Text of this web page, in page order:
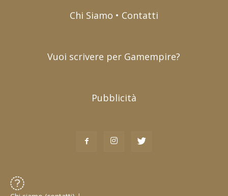
Chi Siamo • Contatti
Vuoi scrivere per Gamempire?
Pubblicità